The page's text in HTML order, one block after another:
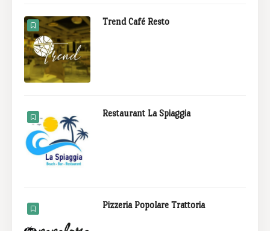
Trend Café Resto
Restaurant La Spiaggia
Pizzeria Popolare Trattoria